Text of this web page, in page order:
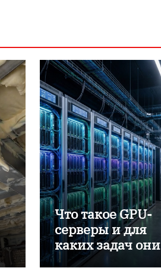
Что такое GPU-
серверы и для
каких задач они
применяются